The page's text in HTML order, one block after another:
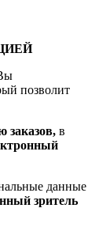
позволит
заказов, в
данные
зритель